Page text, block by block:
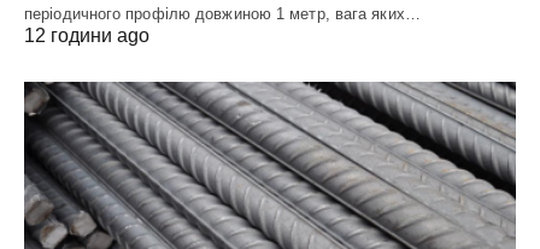
періодичного профілю довжиною 1 метр, вага яких…
12 години ago